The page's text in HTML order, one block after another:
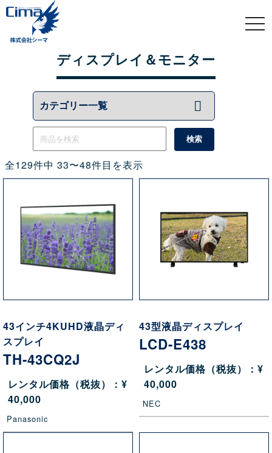
ディスプレイ＆モニター
全129件中 33〜48件目を表示
43インチ4KUHD液晶ディ
スプレイ
TH-43CQ2J
レンタル価格（税抜）：¥
40,000
Panasonic
43型液晶ディスプレイ
LCD-E438
レンタル価格（税抜）：¥
40,000
NEC